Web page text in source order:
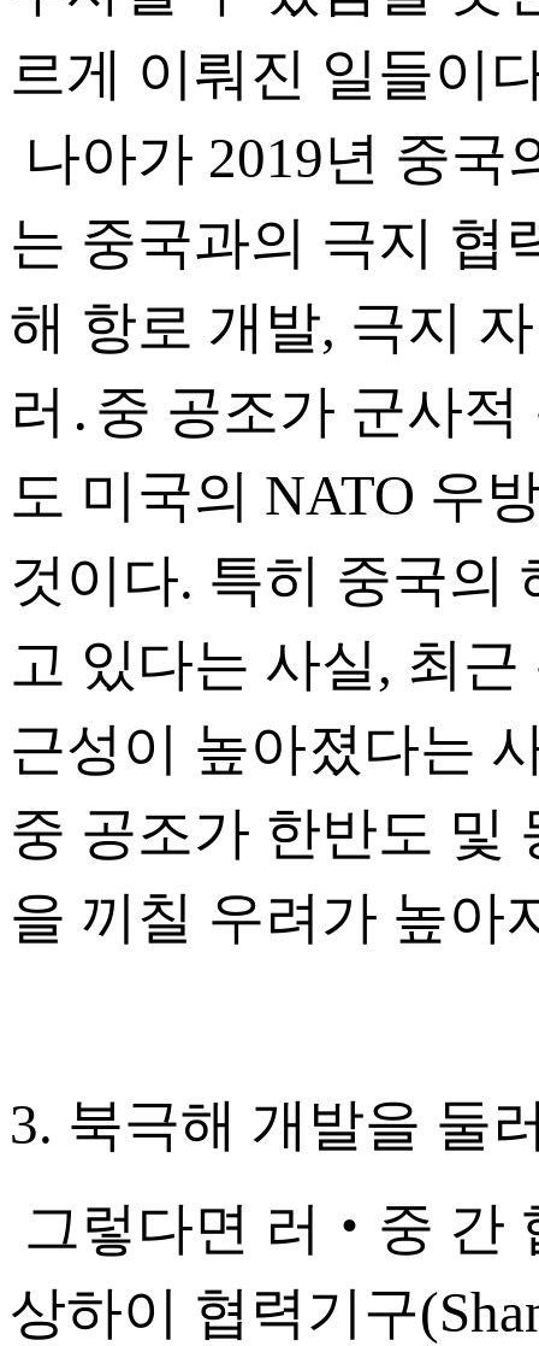
르게 이뤄진 일들이
나아가 2019년 중
는 중국과의 극지 협
해 항로 개발, 극지
러․중 공조가 군사
도 미국의 NATO 우
것이다. 특히 중국의
고 있다는 사실, 최
근성이 높아졌다는
중 공조가 한반도 및
을 끼칠 우려가 높아
3. 북극해 개발을 둘
그렇다면 러‧중 간
상하이 협력기구